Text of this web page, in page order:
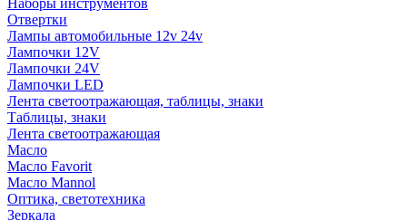
Наборы инструментов
Отвертки
Лампы автомобильные 12v 24v
Лампочки 12V
Лампочки 24V
Лампочки LED
Лента светоотражающая, таблицы, знаки
Таблицы, знаки
Лента светоотражающая
Масло
Масло Favorit
Масло Mannol
Оптика, светотехника
Зеркала